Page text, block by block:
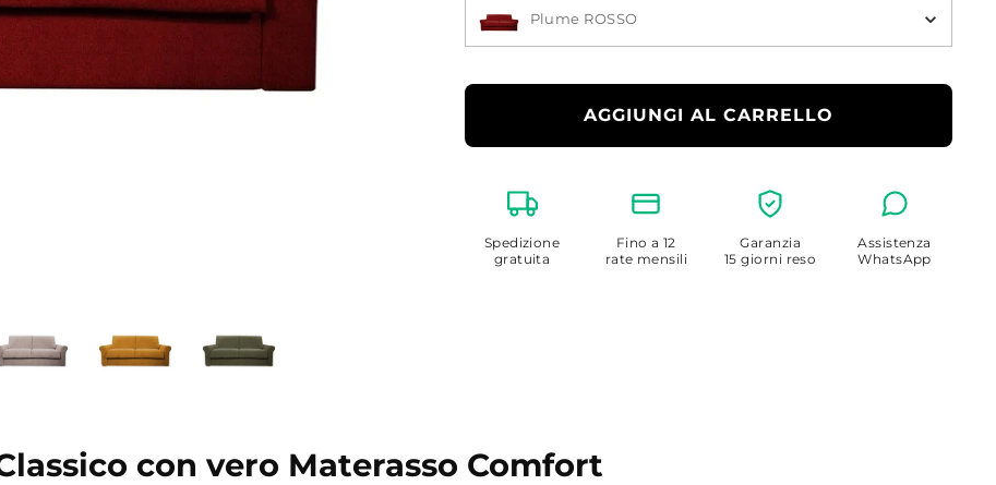
Plume ROSSO
AGGIUNGI AL CARRELLO
Spedizione
gratuita
Fino a 12
rate mensili
Garanzia
15 giorni reso
Assistenza
WhatsApp
con vero Materasso Comfort